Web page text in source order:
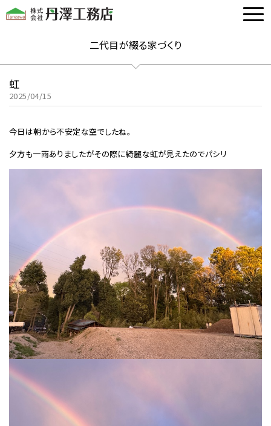
二代目が綴る家づくり
虹
2025/04/15
今日は朝から不安定な空でしたね。
夕方も一雨ありましたがその際に綺麗な虹が見えたのでパシリ